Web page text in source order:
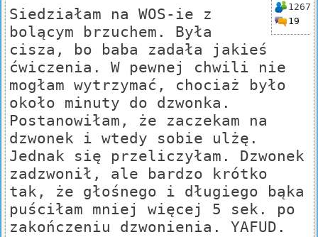
1267
19
Siedziałam na WOS-ie z
bolącym brzuchem. Była
cisza, bo baba zadała jakieś
ćwiczenia. W pewnej chwili nie
mogłam wytrzymać, chociaż było
około minuty do dzwonka.
Postanowiłam, że zaczekam na
dzwonek i wtedy sobie ulżę.
Jednak się przeliczyłam. Dzwonek
zadzwonił, ale bardzo krótko
tak, że głośnego i długiego bąka
puściłam mniej więcej 5 sek. po
zakończeniu dzwonienia. YAFUD.